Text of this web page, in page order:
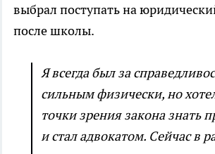
выбрал поступать на
после школы.
Я всегда был за
сильным физически, но
точки зрения закона знать
и стал адвокатом. Сейчас в